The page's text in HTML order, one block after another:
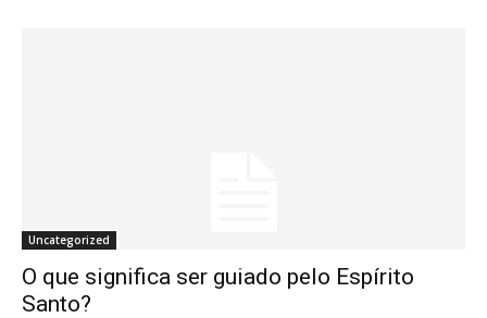
Uncategorized
O que significa ser guiado pelo Espírito
Santo?